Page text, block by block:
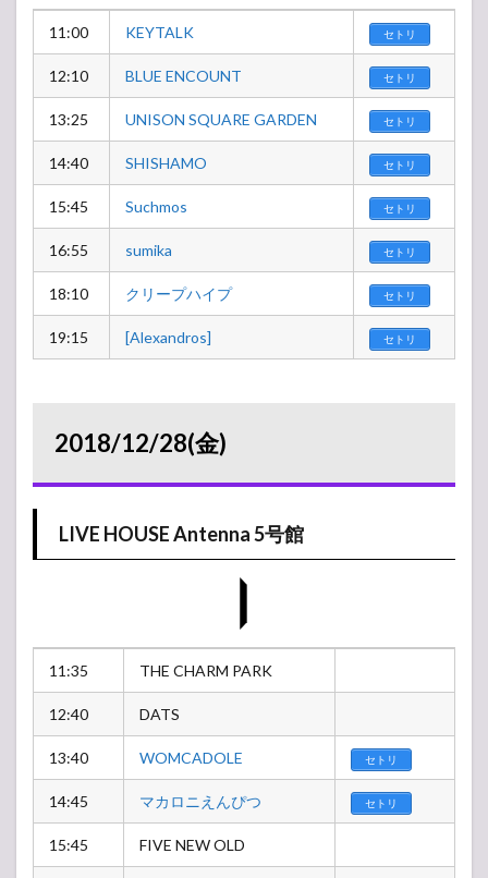
11:00 KEYTALK セトリ
12:10 BLUE ENCOUNT セトリ
13:25 UNISON SQUARE GARDEN セトリ
14:40 SHISHAMO セトリ
15:45 Suchmos セトリ
16:55 sumika セトリ
18:10 クリープハイプ セトリ
19:15 [Alexandros] セトリ
2018/12/28(金)
LIVE HOUSE Antenna 5号館
11:35 THE CHARM PARK
12:40 DATS
13:40 WOMCADOLE セトリ
14:45 マカロニえんぴつ セトリ
15:45 FIVE NEW OLD